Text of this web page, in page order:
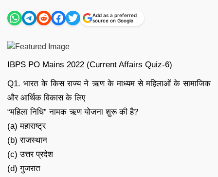
Add as a preferred
source on Google
IBPS PO Mains 2022 (Current Affairs Quiz-6)
Q1. भारत के किस राज्य ने ऋण के माध्यम से महिलाओं के सामाजिक
और आर्थिक विकास के लिए
“महिला निधि” नामक ऋण योजना शुरू की है?
(a) महाराष्ट्र
(b) राजस्थान
(c) उत्तर प्रदेश
(d) गुजरात